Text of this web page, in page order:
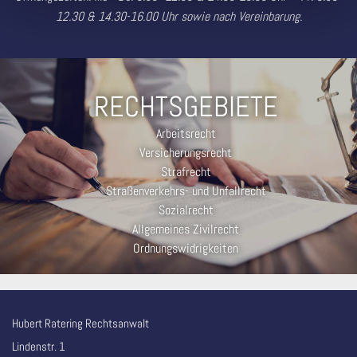
12.30 & 14.30-16.00 Uhr sowie nach Vereinbarung.
RECHTSGEBIETE
Arbeitsrecht
Versicherungsrecht
Strafrecht
Straßenverkehrs- und Unfallrecht
Sozialrecht
Allgemeines Zivilrecht
Ordnungswidrigkeiten
Hubert Ratering Rechtsanwalt
Lindenstr. 1